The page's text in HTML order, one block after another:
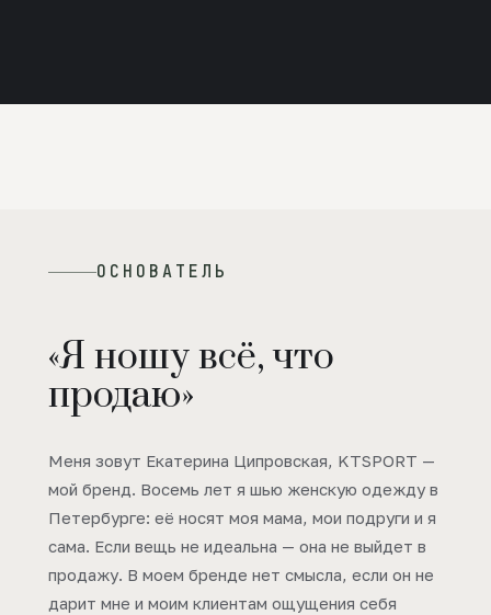
ОСНОВАТЕЛЬ
«Я ношу всё, что
продаю»
Меня зовут Екатерина Ципровская, KTSPORT —
мой бренд. Восемь лет я шью женскую одежду в
Петербурге: её носят моя мама, мои подруги и я
сама. Если вещь не идеальна — она не выйдет в
продажу. В моем бренде нет смысла, если он не
дарит мне и моим клиентам ощущения себя